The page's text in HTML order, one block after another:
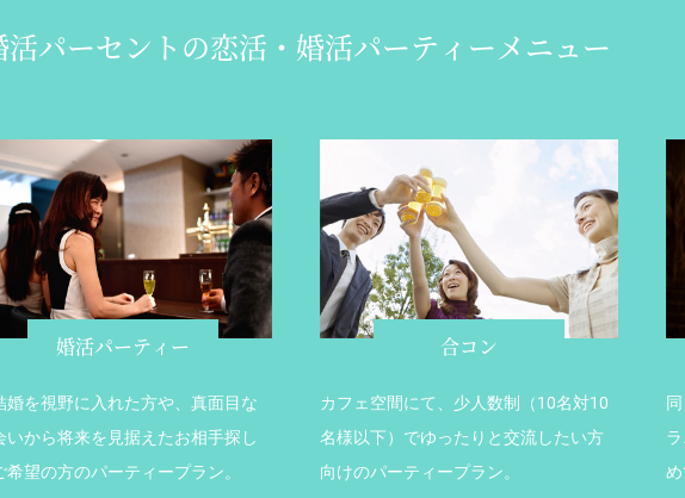
活パーセントの恋活・婚活パーティーメニュー
婚活パーティー
婚を視野に入れた方や、真面目な
いから将来を見据えたお相手探し
希望の方のパーティープラン。
合コン
カフェ空間にて、少人数制（10名対10
名様以下）でゆったりと交流したい方
向けのパーティープラン。